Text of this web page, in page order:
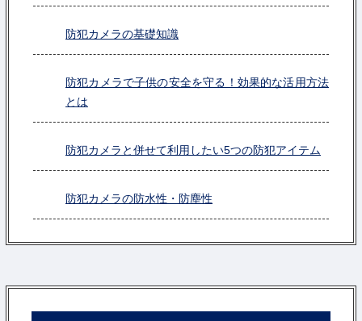
防犯カメラの基礎知識
防犯カメラで子供の安全を守る！効果的な活用方法
とは
防犯カメラと併せて利用したい5つの防犯アイテム
防犯カメラの防水性・防塵性